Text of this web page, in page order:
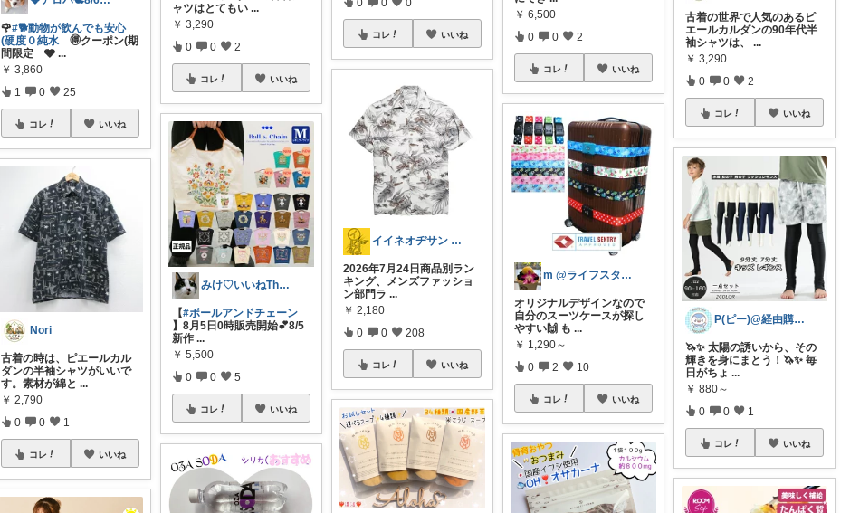
🌹#🐕動物が飲んでも安心
(硬度０純水 🉐クーポン(期
間限定 🩶 ...
￥ 3,860
1 0 25
コレ いいね
Nori
古着の時は、ピエールカル
ダンの半袖シャツがいいで
す。素材が綿と ...
￥ 2,790
0 0 1
コレ いいね
ャツはとてもい ...
￥ 3,290
0 0 2
コレ いいね
みけ♡いいねThanks☆
【#ボールアンドチェーン
】8月5日0時販売開始💕8/5
新作 ...
￥ 5,500
0 0 5
コレ いいね
コレ いいね
イイネオヂサン 1/4/5 感謝
2026年7月24日商品別ラン
キング、メンズファッショ
ン部門ラ ...
￥ 2,180
0 0 208
コレ いいね
￥ 6,500
0 0 2
コレ いいね
m @ライフスタイル×ビューティー
オリジナルデザインなので
自分のスーツケースが探し
やすい🙌 も ...
￥ 1,290～
0 2 10
コレ いいね
古着の世界で人気のあるピ
エールカルダンの90年代半
袖シャツは、
...
￥ 3,290
0 0 2
コレ いいね
P(ピー)@経由購入します！
🦄✨ 太陽の誘いから、その
輝きを身にまとう！🦄✨ 毎
日がちょ ...
￥ 880～
0 0 1
コレ いいね